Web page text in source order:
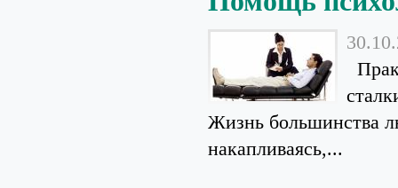
Жизнь большинства
накапливаясь,...